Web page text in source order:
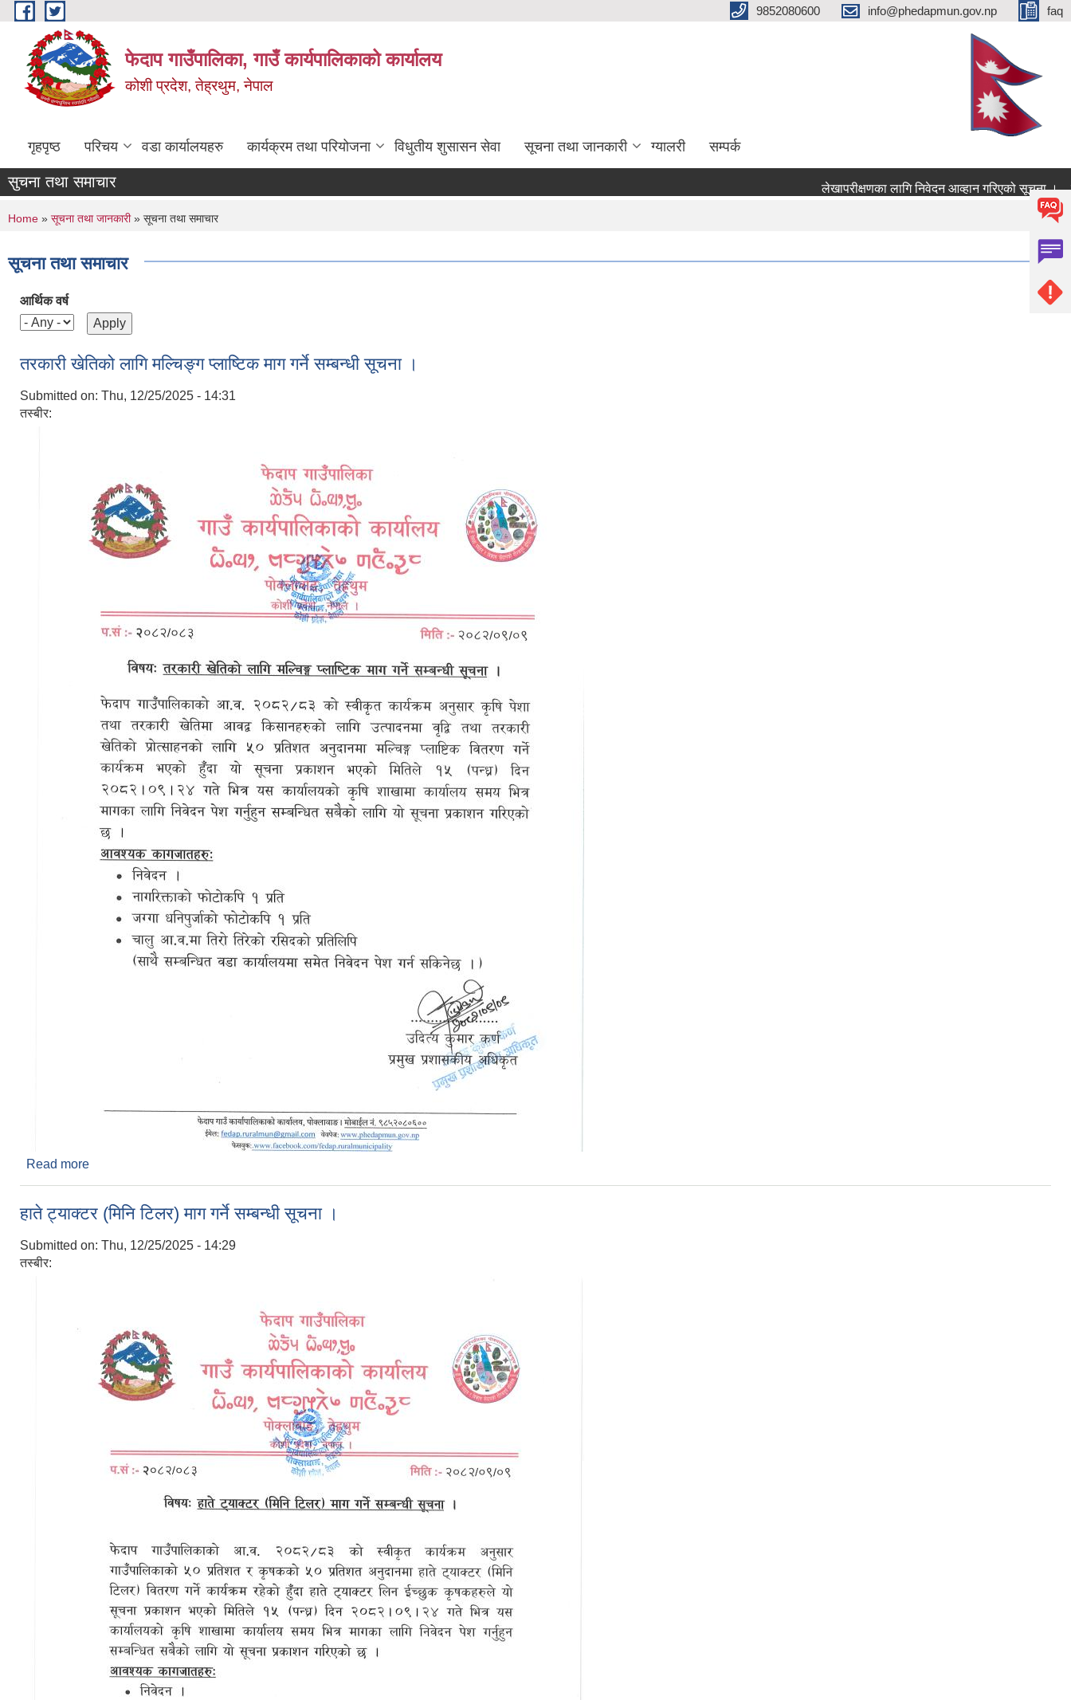
Skip to main content 9852080600 info@phedapmun.gov.np faq
फेदाप गाउँपालिका, गाउँ कार्यपालिकाको कार्यालय
कोशी प्रदेश, तेह्रथुम, नेपाल
गृहपृष्ठ परिचय वडा कार्यालयहरु कार्यक्रम तथा परियोजना विधुतीय शुसासन सेवा सूचना तथा जानकारी ग्यालरी सम्पर्क
सुचना तथा समाचार लेखापरीक्षणका लागि निवेदन आव्हान गरिएको सूचना ।
You are here
Home » सूचना तथा जानकारी» सूचना तथा समाचार
सूचना तथा समाचार
आर्थिक वर्ष
तरकारी खेतिको लागि मल्चिङ्ग प्लाष्टिक माग गर्ने सम्बन्धी सूचना ।
Submitted on: Thu, 12/25/2025 - 14:31
तस्बीर:
Read more
हाते ट्याक्टर (मिनि टिलर) माग गर्ने सम्बन्धी सूचना ।
Submitted on: Thu, 12/25/2025 - 14:29
तस्बीर: